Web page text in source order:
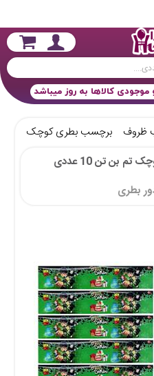
کالاها به روز میباشد
ظروف برچسب بطری کوچک
بن تن 10 عددی
بطری